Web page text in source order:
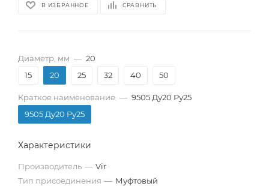
В ИЗБРАННОЕ СРАВНИТЬ
Диаметр, мм — 20
15
20 25 32 40 50
Краткое наименование — 9505 Ду20 Ру25
9505 Ду20 Ру25
Характеристики
Производитель — Vir
Тип присоединения — Муфтовый